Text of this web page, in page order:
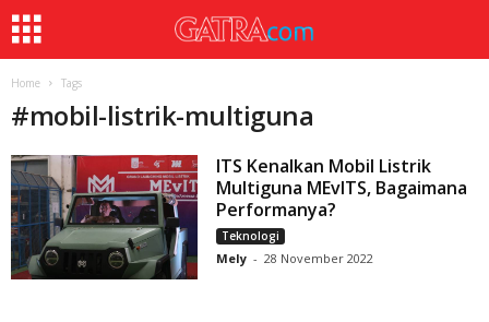
Home Tags
#mobil-listrik-multiguna
ITS Kenalkan Mobil Listrik
Multiguna MEvITS, Bagaimana
Performanya?
Teknologi
Mely - 28 November 2022